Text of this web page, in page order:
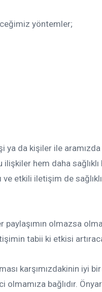
yöntemler;
da kişiler ile
ilişkiler hem daha
ve etkili iletişim de
paylaşımın olmazsa
tabii ki etkisi
karşımızdakinin
olmamıza bağlıdır.